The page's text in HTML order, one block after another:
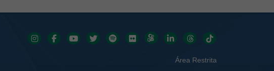
Redes sociais
Área Restrita